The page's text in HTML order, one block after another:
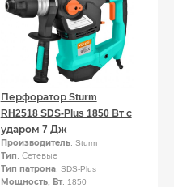
Перфоратор Sturm
RH2518 SDS-Plus 1850 Вт с
ударом 7 Дж
Производитель: Sturm
Тип: Сетевые
Тип патрона: SDS-Plus
Мощность, Вт: 1850